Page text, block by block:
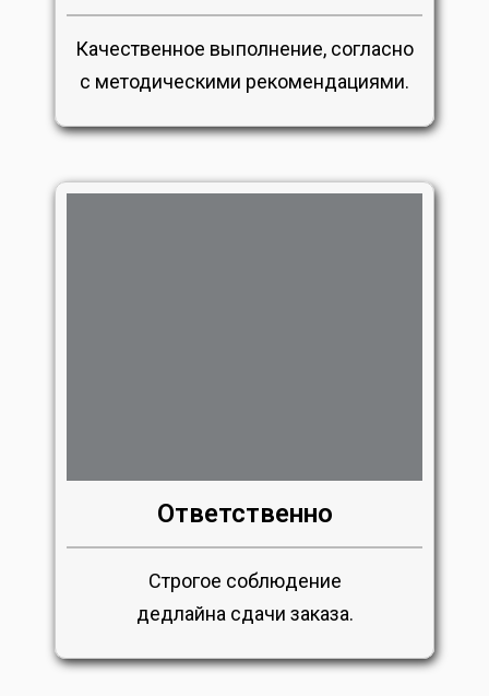
Качественное выполнение, согласно
с методическими рекомендациями.
Ответственно
Строгое соблюдение
дедлайна сдачи заказа.